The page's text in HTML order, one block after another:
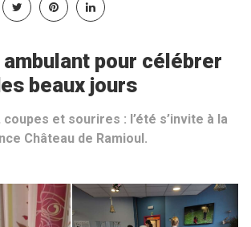
pour célébrer
beaux jours
et sourires : l’été s’invite à la
Château de Ramioul.